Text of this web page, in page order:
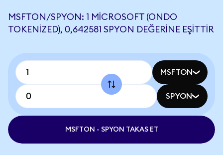
MSFTON/SPYON: 1 MICROSOFT (ONDO
TOKENIZED), 0,642581 SPYON DEĞERINE EŞITTIR
MSFTON
SPYON
MSFTON - SPYON TAKAS ET